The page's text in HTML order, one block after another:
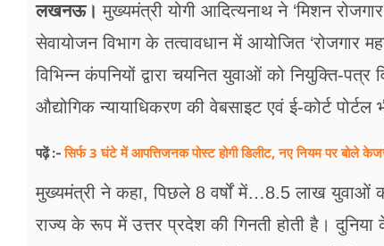
लखनऊ। मुख्यमंत्री योगी आदित्यनाथ ने ‘मिशन
सेवायोजन विभाग के तत्वावधान में आयोजित
विभिन्न कंपनियों द्वारा चयनित युवाओं को नियुक्ति-
औद्योगिक न्यायाधिकरण की वेबसाइट एवं ई-कोर्ट पोर्टल
पढ़ें :-सिर्फ 3 घंटे में आपत्तिजनक पोस्ट होगी डिलीट, नए नियम पर बोले
मुख्यमंत्री ने कहा, पिछले 8 वर्षों में…8.5 लाख युवाओं
राज्य के रूप में उत्तर प्रदेश की गिनती होती है।